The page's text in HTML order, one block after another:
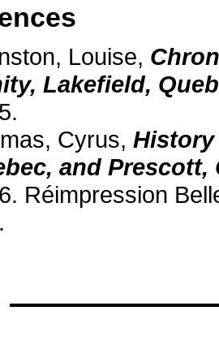
Louise,
Lakefield,
Cyrus,
and Prescott,
Réimpression